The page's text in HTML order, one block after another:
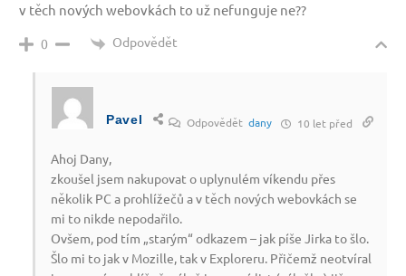
v těch nových webovkách to už nefunguje ne??
0 Odpovědět
Pavel Odpovědět dany 10 let před
Ahoj Dany,
zkoušel jsem nakupovat o uplynulém víkendu přes
několik PC a prohlížečů a v těch nových webovkách se
mi to nikde nepodařilo.
Ovšem, pod tím „starým“ odkazem – jak píše Jirka to šlo.
Šlo mi to jak v Mozille, tak v Exploreru. Přičemž neotvíral